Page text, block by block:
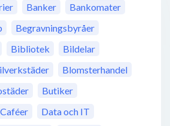
Banker
Bankomater
Begravningsbyråer
Bibliotek
Bildelar
Blomsterhandel
Butiker
Caféer
Data och IT